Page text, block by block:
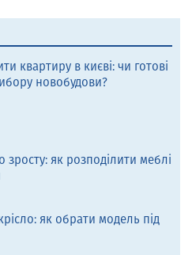
квартиру в києві: чи готові
новобудови?
зросту: як розподілити меблі
як обрати модель під